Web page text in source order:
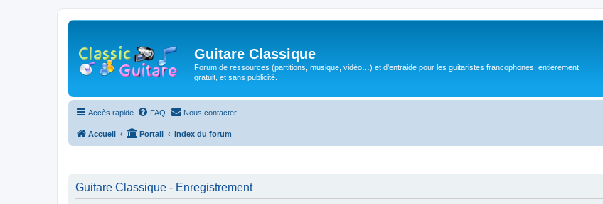
Guitare Classique
Forum de ressources (partitions, musique, vidéo…) et d'entraide pour les guitaristes francophones, entièrement
gratuit, et sans publicité.
Accès rapide FAQ Nous contacter
Accueil Portail Index du forum
Guitare Classique - Enregistrement